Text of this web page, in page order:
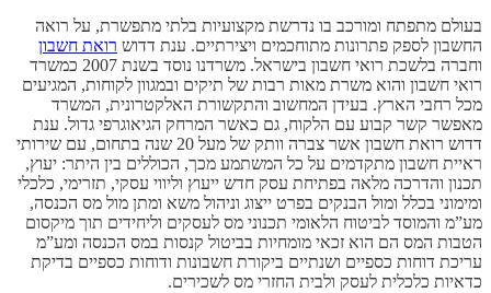
בעולם מתפתח ומורכב בו נדרשת מקצועיות בלתי מתפשרת, על רואה
החשבון לספק פתרונות מתוחכמים ויצירתיים. ענת דדוש רואת חשבון
וחברה בלשכת רואי חשבון בישראל. משרדנו נוסד בשנת 2007 כמשרד
רואי חשבון והוא משרת מאות רבות של תיקים ובמגוון לקוחות, המגיעים
מכל רחבי הארץ. בעידן המחשוב והתקשורת האלקטרונית, המשרד
מאפשר קשר קבוע עם הלקוח, גם כאשר המרחק הגיאוגרפי גדול. ענת
דדוש רואת חשבון אשר צברה וותק של מעל 20 שנה בתחום, עם שירותי
ראיית חשבון מתקדמים על כל המשתמע מכך, הכוללים בין היתר: יעוץ,
תכנון והדרכה מלאה בפתיחת עסק חדש ייעוץ וליווי עסקי, תזרימי, כלכלי
ומימוני בכלל ומול הבנקים בפרט ייצוג וניהול משא ומתן מול מס הכנסה,
מע”מ והמוסד לביטוח הלאומי תכנוני מס לעסקים וליחידים תוך מיקסום
הטבות המס הם הוא זכאי מומחיות בביטול קנסות במס הכנסה ומע”מ
עריכת דוחות כספיים ושנתיים ביקורת חשבונות ודוחות כספיים בדיקת
כדאיות כלכלית לעסק ולבית החזרי מס לשכירים.